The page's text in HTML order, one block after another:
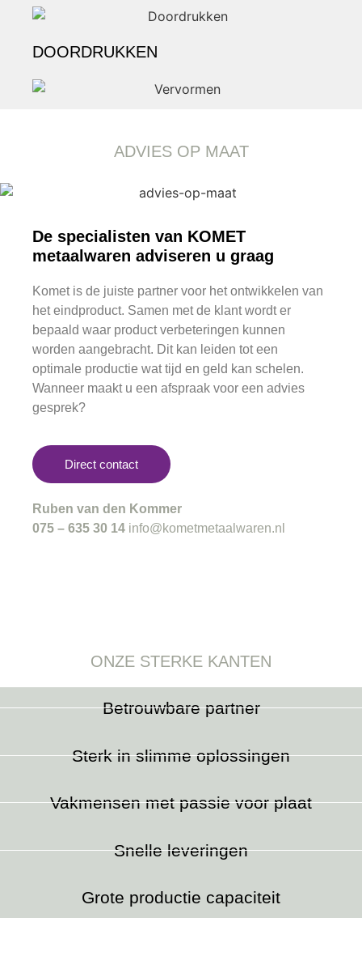
DOORDRUKKEN
ADVIES OP MAAT
De specialisten van KOMET
metaalwaren adviseren u graag
Komet is de juiste partner voor het ontwikkelen van
het eindproduct. Samen met de klant wordt er
bepaald waar product verbeteringen kunnen
worden aangebracht. Dit kan leiden tot een
optimale productie wat tijd en geld kan schelen.
Wanneer maakt u een afspraak voor een advies
gesprek?
Direct contact
Ruben van den Kommer
075 – 635 30 14 info@kometmetaalwaren.nl
ONZE STERKE KANTEN
Betrouwbare partner
Sterk in slimme oplossingen
Vakmensen met passie voor plaat
Snelle leveringen
Grote productie capaciteit